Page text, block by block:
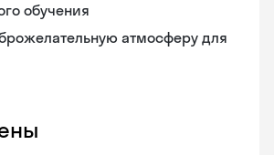
обучения
атмосферу для